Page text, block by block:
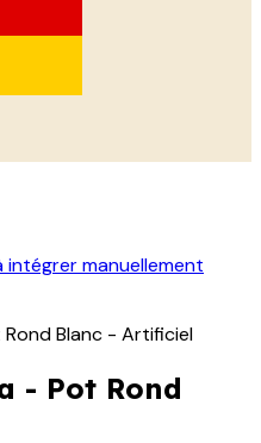
intégrer manuellement
Blanc - Artificiel
- Pot Rond